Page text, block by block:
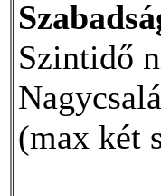
Szintidő
(max két